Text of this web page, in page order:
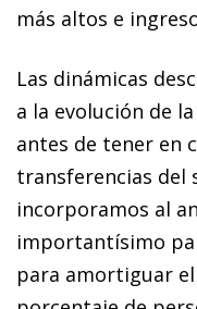
más altos e
Las dinámicas
a la evolución de
antes de tener en
transferencias del
incorporamos al
importantísimo
para amortiguar